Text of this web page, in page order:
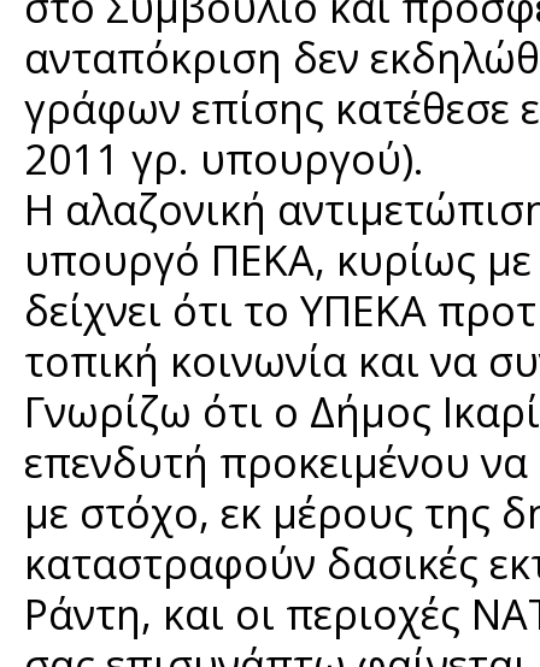
ανταπόκριση δεν
γράφων επίσης
2011 γρ. υπουργού).
Η αλαζονική
υπουργό ΠΕΚΑ, κυρίως με
δείχνει ότι το ΥΠΕΚΑ
τοπική κοινωνία και να
Γνωρίζω ότι ο Δήμος
επενδυτή προκειμένου
με στόχο, εκ μέρους της
καταστραφούν δασικές
Ράντη, και οι περιοχές